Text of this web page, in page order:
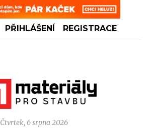
PŘIHLÁŠENÍ REGISTRACE
Čtvrtek, 6 srpna 2026